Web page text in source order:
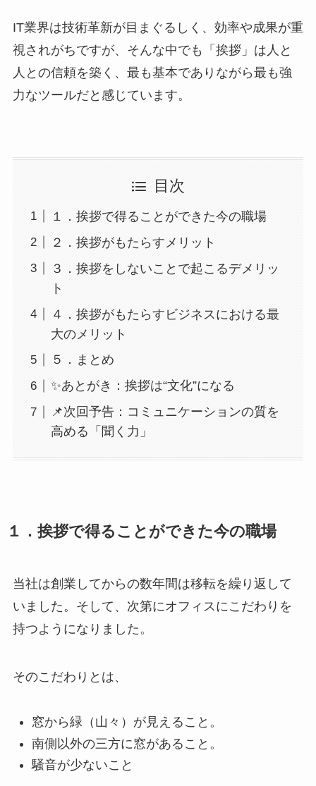
IT業界は技術革新が目まぐるしく、効率や成果が重
視されがちですが、そんな中でも「挨拶」は人と
人との信頼を築く、最も基本でありながら最も強
力なツールだと感じています。
目次
１．挨拶で得ることができた今の職場
２．挨拶がもたらすメリット
３．挨拶をしないことで起こるデメリッ
ト
４．挨拶がもたらすビジネスにおける最
大のメリット
５．まとめ
✨あとがき：挨拶は“文化”になる
📌次回予告：コミュニケーションの質を
高める「聞く力」
１．挨拶で得ることができた今の職場
当社は創業してからの数年間は移転を繰り返して
いました。そして、次第にオフィスにこだわりを
持つようになりました。
そのこだわりとは、
窓から緑（山々）が見えること。
南側以外の三方に窓があること。
騒音が少ないこと